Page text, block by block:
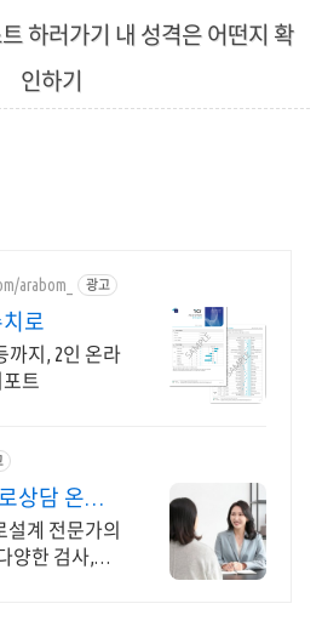
하러가기 내 성격은 어떤지 확
인하기
arabom_ 광고
치로
까지, 2인 온라
포트
상담 온라
담
설계 전문가의
양한 검사,분